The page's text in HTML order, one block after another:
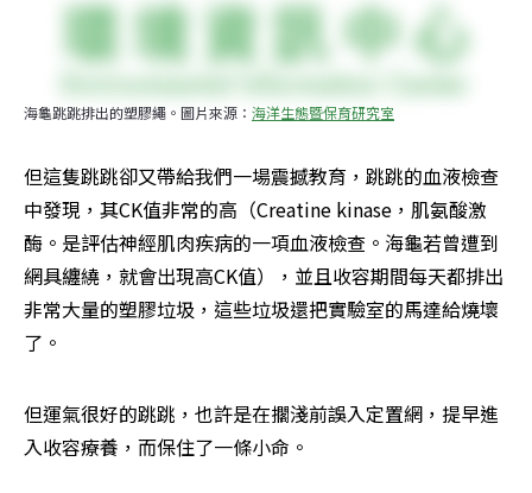
海龜跳跳排出的塑膠繩。圖片來源： 海洋生態暨保育研究室
但這隻跳跳卻又帶給我們一場震撼教育，跳跳的血液檢查
中發現，其CK值非常的高（Creatine kinase，肌氨酸激
酶。是評估神經肌肉疾病的一項血液檢查。海龜若曾遭到
網具纏繞，就會出現高CK值），並且收容期間每天都排出
非常大量的塑膠垃圾，這些垃圾還把實驗室的馬達給燒壞
了。
但運氣很好的跳跳，也許是在擱淺前誤入定置網，提早進
入收容療養，而保住了一條小命。